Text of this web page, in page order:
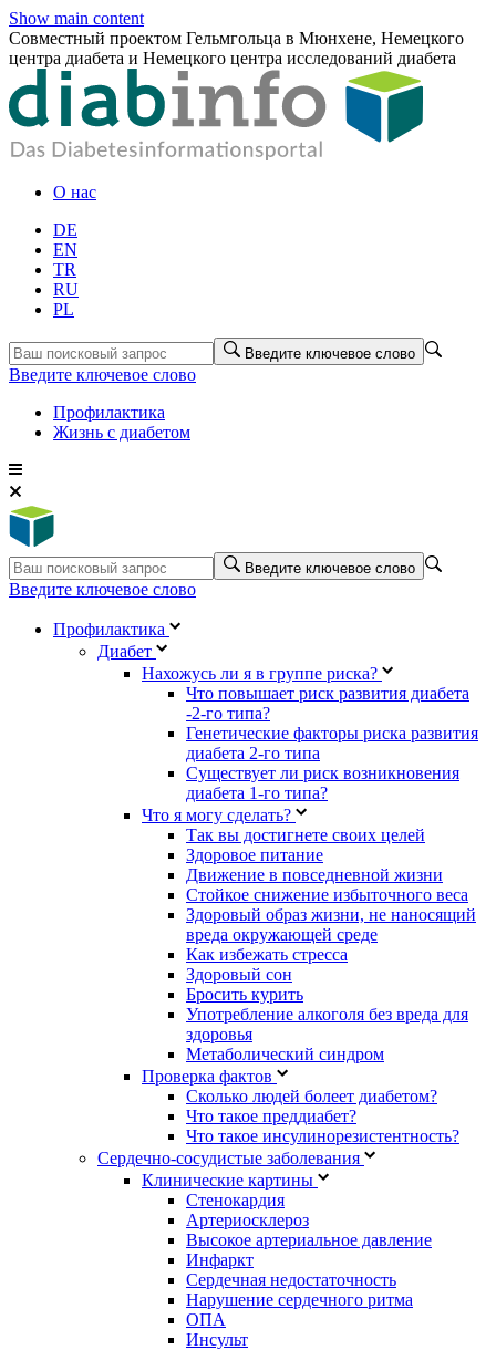
Show main content
Совместный проектом Гельмгольца в Мюнхене, Немецкого
центра диабета и Немецкого центра исследований диабета
О нас
DE
EN
TR
RU
PL
Введите ключевое слово
Введите ключевое слово
Профилактика
Жизнь с диабетом
Введите ключевое слово
Введите ключевое слово
Профилактика
Диабет
Нахожусь ли я в группе риска?
Что повышает риск развития диабета
-2-го типа?
Генетические факторы риска развития
диабета 2-го типа
Существует ли риск возникновения
диабета 1-го типа?
Что я могу сделать?
Так вы достигнете своих целей
Здоровое питание
Движение в повседневной жизни
Стойкое снижение избыточного веса
Здоровый образ жизни, не наносящий
вреда окружающей среде
Как избежать стресса
Здоровый сон
Бросить курить
Употребление алкоголя без вреда для
здоровья
Метаболический синдром
Проверка фактов
Сколько людей болеет диабетом?
Что такое преддиабет?
Что такое инсулинорезистентность?
Сердечно-сосудистые заболевания
Клинические картины
Стенокардия
Артериосклероз
Высокое артериальное давление
Инфаркт
Сердечная недостаточность
Нарушение сердечного ритма
ОПА
Инсульт